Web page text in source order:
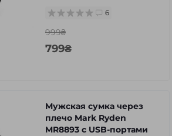
6
999₴
799₴
Мужская сумка через
плечо Mark Ryden
MR8893 с USB-портами